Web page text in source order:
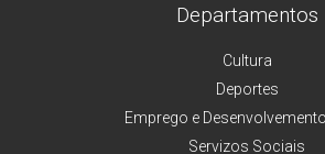
Departamentos
Cultura
Deportes
Emprego e
Servizos Sociais